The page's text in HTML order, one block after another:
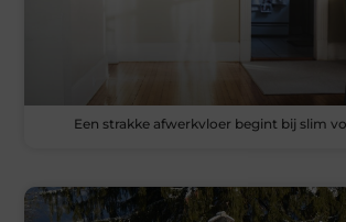
Een strakke afwerkvloer begint bij slim